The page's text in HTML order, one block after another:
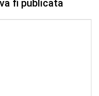
fi publicata